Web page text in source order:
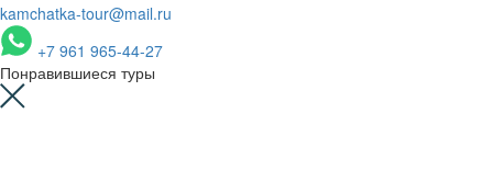
kamchatka-tour@mail.ru
+7 961 965-44-27
Понравившиеся туры